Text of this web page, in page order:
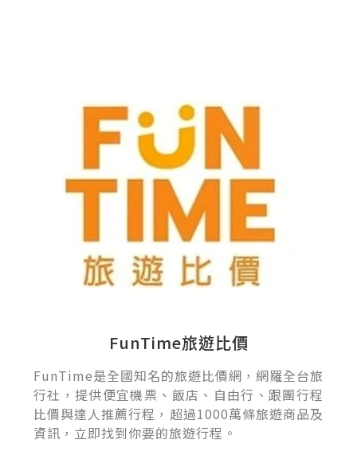
FunTime旅遊比價
FunTime是全國知名的旅遊比價網，網羅全台旅
行社，提供便宜機票、飯店、自由行、跟團行程
比價與達人推薦行程，超過1000萬條旅遊商品及
資訊，立即找到你要的旅遊行程。